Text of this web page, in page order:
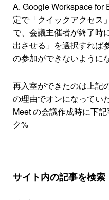
A. Google Workspace for
定で「クイックアクセス
で、会議主催者が終了時
出させる」を選択すれば
の参加ができないように
再入室ができたのは上記
の理由でオンになってい
Meet の会議作成時に下
ク%
サイト内の記事を検索